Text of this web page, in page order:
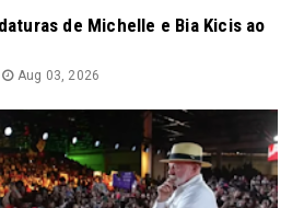
de Michelle e Bia Kicis ao
Aug 03, 2026